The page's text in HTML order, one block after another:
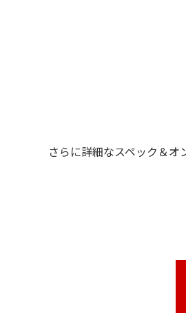
さらに詳細なスペック＆オ